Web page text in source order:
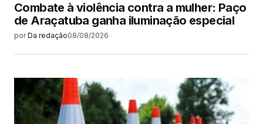
Combate à violência contra a mulher: Paço
de Araçatuba ganha iluminação especial
por Da redação08/08/2026